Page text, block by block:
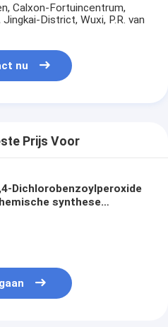
Calxon-Fortuincentrum,
District, Wuxi, P.R. van
nu
Prijs Voor
Dichlorobenzoylperoxide
synthese